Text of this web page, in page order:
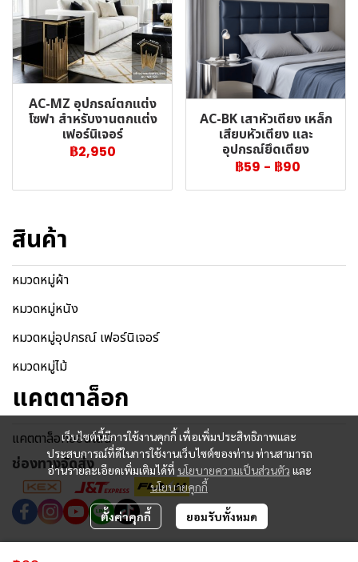
AC-MZ อุปกรณ์ตกแต่ง
โซฟา สำหรับงานตกแต่ง
เฟอร์นิเจอร์
฿2,950
AC-BK เสาหัวเตียง เหล็ก
เสียบหัวเตียง และ
อุปกรณ์ยึดเตียง
฿59 - ฿90
เว็บไซต์นี้มีการใช้งานคุกกี้ เพื่อเพิ่มประสิทธิภาพและ
ประสบการณ์ที่ดีในการใช้งานเว็บไซต์ของท่าน ท่านสามารถ
อ่านรายละเอียดเพิ่มเติมได้ที่ นโยบายความเป็นส่วนตัว และ
นโยบายคุกกี้
ตั้งค่าคุกกี้ ยอมรับทั้งหมด
สินค้า
หมวดหมู่ผ้า
หมวดหมู่หนัง
หมวดหมู่อุปกรณ์ เฟอร์นิเจอร์
หมวดหมู่ไม้
แคตตาล็อก
แคตตาล็อกออนไลน์
ช่องทางจัดส่ง